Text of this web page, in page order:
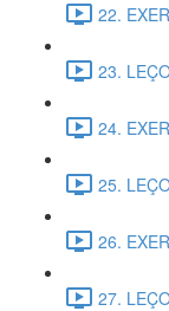
22.
23.
24.
25.
26.
27.